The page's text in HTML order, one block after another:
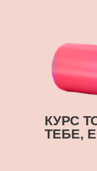
КУРС
ТЕБЕ,